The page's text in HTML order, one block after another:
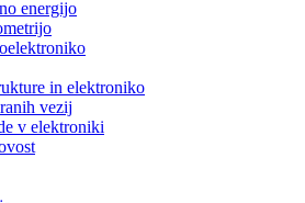
energijo
in elektroniko
vezij
v elektroniki